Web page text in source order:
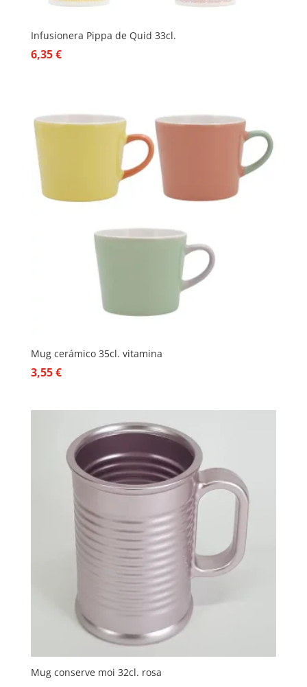
Infusionera Pippa de Quid 33cl.
6,35€
Mug cerámico 35cl. vitamina
3,55€
Mug conserve moi 32cl. rosa